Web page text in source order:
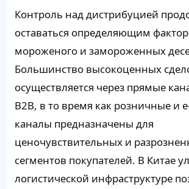
Контроль над дистрибуцией
оставаться определяющим
мороженого и замороженных
Большинство высокоценных
осуществляется через прямые
B2B, в то время как розничные и
каналы предназначены для
ценочувствительных и
сегментов покупателей. В Китае
логистической инфраструктуре